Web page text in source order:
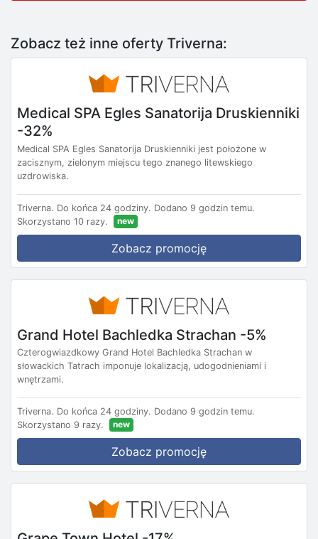
Zobacz też inne oferty Triverna:
Medical SPA Egles Sanatorija Druskienniki
-32%
Medical SPA Egles Sanatorija Druskienniki jest położone w
zacisznym, zielonym miejscu tego znanego litewskiego
uzdrowiska.
Triverna. Do końca 24 godziny. Dodano 9 godzin temu.
Skorzystano 10 razy.
new
Zobacz promocję
Grand Hotel Bachledka Strachan -5%
Czterogwiazdkowy Grand Hotel Bachledka Strachan w
słowackich Tatrach imponuje lokalizacją, udogodnieniami i
wnętrzami.
Triverna. Do końca 24 godziny. Dodano 9 godzin temu.
Skorzystano 9 razy.
new
Zobacz promocję